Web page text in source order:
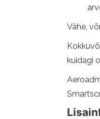
Vähe,
kuidagi